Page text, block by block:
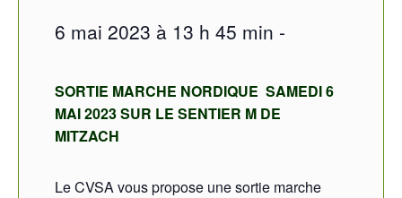
6 mai 2023 à 13 h 45 min -
SORTIE MARCHE NORDIQUE SAMEDI 6
MAI 2023SUR LE SENTIER M DE
MITZACH
Le CVSA vous propose une sortie marche